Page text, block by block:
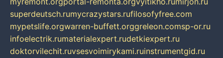
superdeutsch.rumycrazystars.rufilosofyfree.com
mypetslife.orgwarren-buffett.orggreleon.comsp-or.ru
infoelectrik.rumaterialexpert.rudetkiexpert.ru
doktorvilechit.ruvsesvoimirykami.ruinstrumentgid.ru